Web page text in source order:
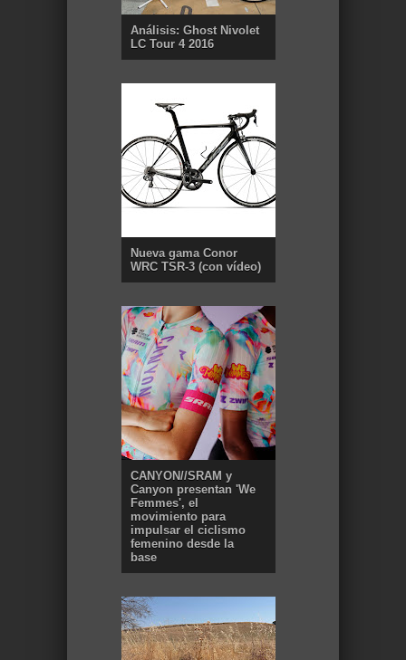
Análisis: Ghost Nivolet
LC Tour 4 2016
Nueva gama Conor
WRC TSR-3 (con vídeo)
CANYON//SRAM y
Canyon presentan 'We
Femmes', el
movimiento para
impulsar el ciclismo
femenino desde la
base